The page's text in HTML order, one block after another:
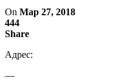
On Мар 27, 2018
444
Share
Адрес:
—